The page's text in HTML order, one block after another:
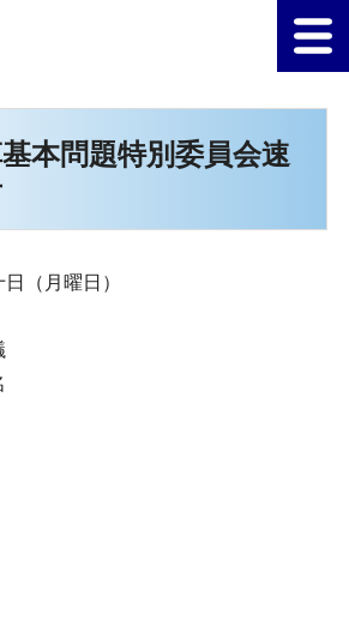
本問題特別委員会速
（月曜日）